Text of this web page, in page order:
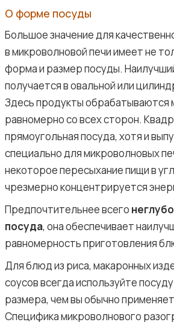
О форме посуды
Большое значение для
в микроволновой печи имеет не
форма и размер посуды.
получается в овальной или
Здесь продукты обрабатываются
равномерно со всех сторон.
прямоугольная посуда, хотя и
специально для микроволновых
некоторое пересыхание пищи в
чрезмерно концентрируется
Предпочтительнее всего
посуда, она обеспечивает
равномерность приготовления
Для блюд из риса, макаронных
соусов всегда используйте
размера, чем вы обычно
Специфика микроволнового